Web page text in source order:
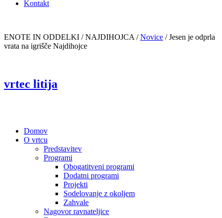
Kontakt
ENOTE IN ODDELKI / NAJDIHOJCA /Novice /Jesen je odprla
vrata na igrišče Najdihojce
vrtec litija
Domov
O vrtcu
Predstavitev
Programi
Obogatitveni programi
Dodatni programi
Projekti
Sodelovanje z okoljem
Zahvale
Nagovor ravnateljice